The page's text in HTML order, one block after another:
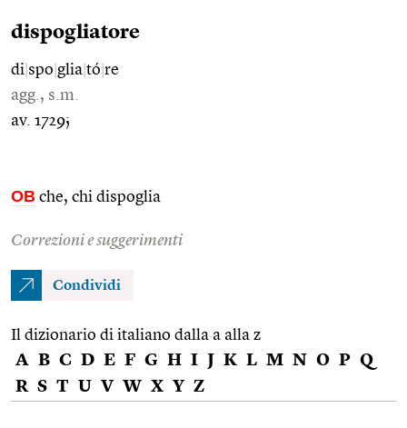
dispogliatore
di spo glia tó re
agg., s.m.
av. 1729;
OB che, chi dispoglia
Correzioni e suggerimenti
Condividi
Il dizionario di italiano dalla a alla z
A B C D E F G H I J K L M N O P Q
R S T U V W X Y Z